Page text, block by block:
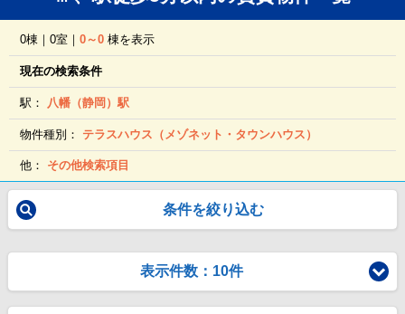
0棟｜0室｜0～0 棟を表示
現在の検索条件
駅： 八幡（静岡）駅
物件種別： テラスハウス（メゾネット・タウンハウス）
他： その他検索項目
条件を絞り込む
表示件数：10件